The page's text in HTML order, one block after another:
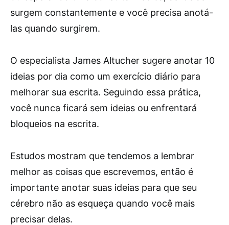
surgem constantemente e você precisa anotá-
las quando surgirem.
O especialista James Altucher sugere anotar 10
ideias por dia como um exercício diário para
melhorar sua escrita. Seguindo essa prática,
você nunca ficará sem ideias ou enfrentará
bloqueios na escrita.
Estudos mostram que tendemos a lembrar
melhor as coisas que escrevemos, então é
importante anotar suas ideias para que seu
cérebro não as esqueça quando você mais
precisar delas.